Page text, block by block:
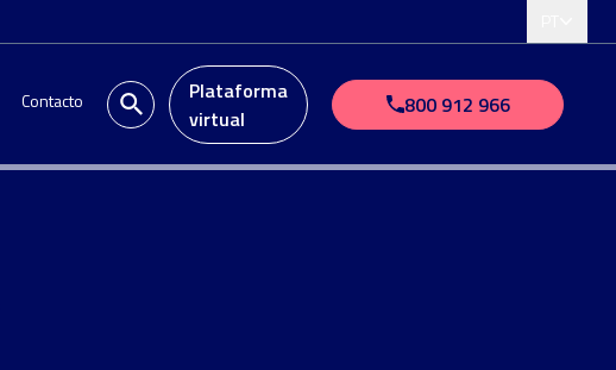
Contacto
Plataforma
virtual
800 912 966